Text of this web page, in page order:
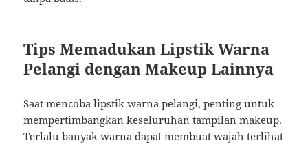
Tips Memadukan Lipstik Warna
Pelangi dengan Makeup Lainnya
Saat mencoba lipstik warna pelangi, penting untuk
mempertimbangkan keseluruhan tampilan makeup.
Terlalu banyak warna dapat membuat wajah terlihat